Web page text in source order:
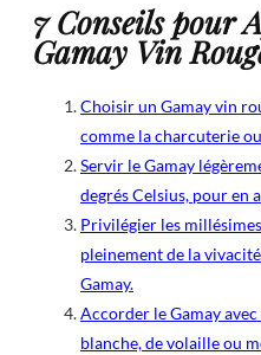
7 Conseils pour
Gamay Vin
Choisir un Gamay vin
comme la charcuterie
Servir le Gamay
degrés Celsius, pour en
Privilégier les
pleinement de la
Gamay.
Accorder le Gamay avec
blanche, de volaille ou